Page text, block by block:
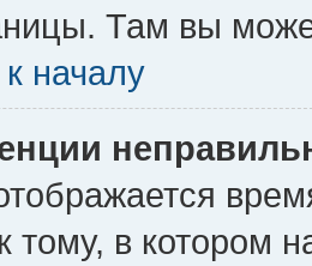
Там вы
началу
тому, в котором